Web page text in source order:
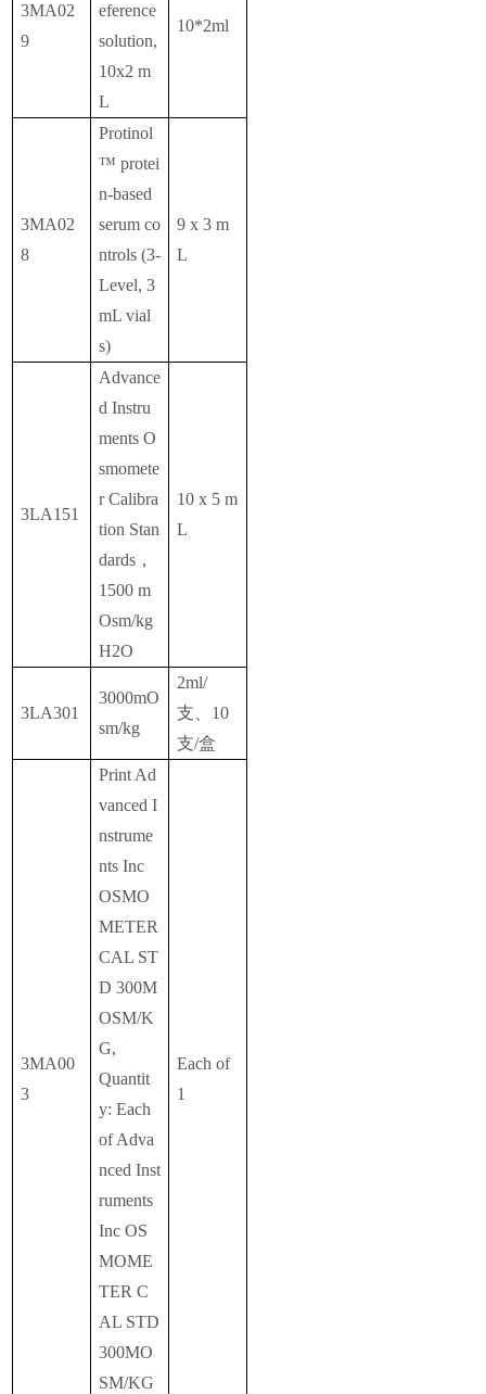
3MA02
9
eference
solution,
10x2 m
L
10*2ml
3MA02
8
Protinol
™ protei
n-based
serum co
ntrols (3-
Level, 3
mL vial
s)
9 x 3 m
L
3LA151
Advance
d Instru
ments O
smomete
r Calibra
tion Stan
dards，
1500 m
Osm/kg
H2O
10 x 5 m
L
3LA301
3000mO
sm/kg
2ml/
支、10
支/盒
3MA00
3
Print Ad
vanced I
nstrume
nts Inc
OSMO
METER
CAL ST
D 300M
OSM/K
G,
Quantit
y: Each
of Adva
nced Inst
ruments
Inc OS
MOME
TER C
AL STD
300MO
SM/KG
Each of
1